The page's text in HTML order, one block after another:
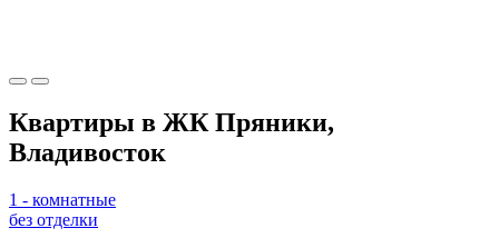
Квартиры в ЖК Пряники,
Владивосток
1 - комнатные
без отделки